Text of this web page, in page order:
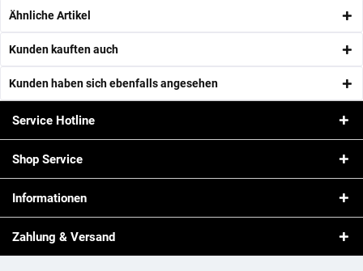
Ähnliche Artikel
Kunden kauften auch
Kunden haben sich ebenfalls angesehen
Service Hotline
Shop Service
Informationen
Zahlung & Versand